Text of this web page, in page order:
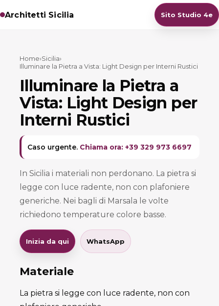
Architetti Sicilia Sito Studio 4e
Home›Sicilia›
Illuminare la Pietra a Vista: Light Design per Interni Rustici
Illuminare la Pietra a
Vista: Light Design per
Interni Rustici
Caso urgente. Chiama ora: +39 329 973 6697
In Sicilia i materiali non perdonano. La pietra si
legge con luce radente, non con plafoniere
generiche. Nei bagli di Marsala le volte
richiedono temperature colore basse.
Inizia da qui WhatsApp
Materiale
La pietra si legge con luce radente, non con